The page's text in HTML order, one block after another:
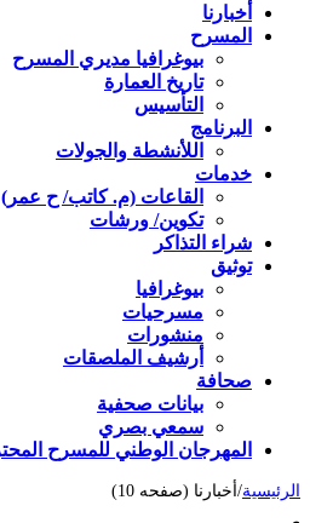
أخبارنا
المسرح
بيوغرافيا مديري المسرح
تاريخ العمارة
التأسيس
البرنامج
اللأنشطة والجولات
خدمات
القاعات (م. كاتب/ ح عمر)
تكوين/ ورشات
شراء التذاكر
توثيق
بيوغرافيا
مسرحيات
منشورات
أرشيف الملصقات
صحافة
بيانات صحفية
سمعي بصري
المهرجان الوطني للمسرح
الرئيسية/ أخبارنا (صفحه 10)